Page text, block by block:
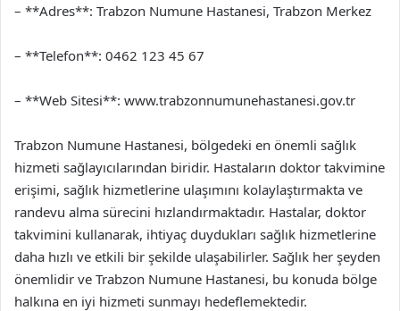
– **Adres**: Trabzon Numune Hastanesi, Trabzon Merkez
– **Telefon**: 0462 123 45 67
– **Web Sitesi**: www.trabzonnumunehastanesi.gov.tr
Trabzon Numune Hastanesi, bölgedeki en önemli sağlık
hizmeti sağlayıcılarından biridir. Hastaların doktor takvimine
erişimi, sağlık hizmetlerine ulaşımını kolaylaştırmakta ve
randevu alma sürecini hızlandırmaktadır. Hastalar, doktor
takvimini kullanarak, ihtiyaç duydukları sağlık hizmetlerine
daha hızlı ve etkili bir şekilde ulaşabilirler. Sağlık her şeyden
önemlidir ve Trabzon Numune Hastanesi, bu konuda bölge
halkına en iyi hizmeti sunmayı hedeflemektedir.